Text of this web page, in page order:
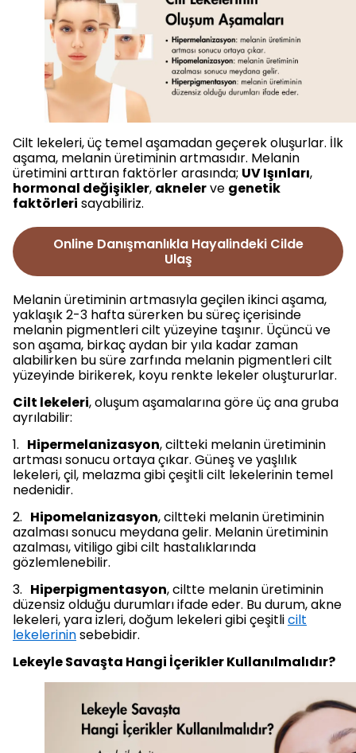
Cilt lekeleri, üç temel aşamadan geçerek oluşurlar. İlk
aşama, melanin üretiminin artmasıdır. Melanin
üretimini arttıran faktörler arasında; UV Işınları,
hormonal değişikler, aknelerve genetik
faktörleri sayabiliriz.
Online Danışmanlıkla Hayalindeki Cilde
Ulaş
Melanin üretiminin artmasıyla geçilen ikinci aşama,
yaklaşık 2-3 hafta sürerken bu süreç içerisinde
melanin pigmentleri cilt yüzeyine taşınır. Üçüncü ve
son aşama, birkaç aydan bir yıla kadar zaman
alabilirken bu süre zarfında melanin pigmentleri cilt
yüzeyinde birikerek, koyu renkte lekeler oluştururlar.
Cilt lekeleri, oluşum aşamalarına göre üç ana gruba
ayrılabilir:
1. Hipermelanizasyon, ciltteki melanin üretiminin
artması sonucu ortaya çıkar. Güneş ve yaşlılık
lekeleri, çil, melazma gibi çeşitli cilt lekelerinin temel
nedenidir.
2. Hipomelanizasyon, ciltteki melanin üretiminin
azalması sonucu meydana gelir. Melanin üretiminin
azalması, vitiligo gibi cilt hastalıklarında
gözlemlenebilir.
3. Hiperpigmentasyon, ciltte melanin üretiminin
düzensiz olduğu durumları ifade eder. Bu durum, akne
lekeleri, yara izleri, doğum lekeleri gibi çeşitlicilt
lekelerininsebebidir.
Lekeyle Savaşta Hangi İçerikler Kullanılmalıdır?